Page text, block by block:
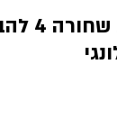
כיריים גז